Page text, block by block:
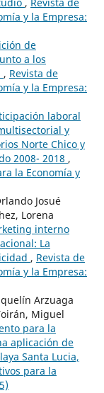
, Revista de
y la Empresa:
de
a los
, Revista de
y la Empresa:
laboral
y
Norte Chico y
2008- 2018 ,
la Economía y
Josué
Lorena
interno
La
, Revista de
y la Empresa:
Arzuaga
Miguel
para la
aplicación de
Santa Lucia,
para la